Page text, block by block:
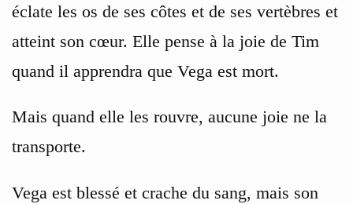
éclate les os de ses côtes et de ses vertèbres et
atteint son cœur. Elle pense à la joie de Tim
quand il apprendra que Vega est mort.
Mais quand elle les rouvre, aucune joie ne la
transporte.
Vega est blessé et crache du sang, mais son